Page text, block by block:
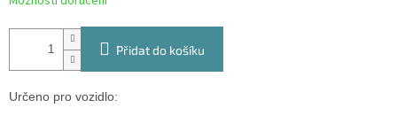
Přidat do košíku
Určeno pro vozidlo: